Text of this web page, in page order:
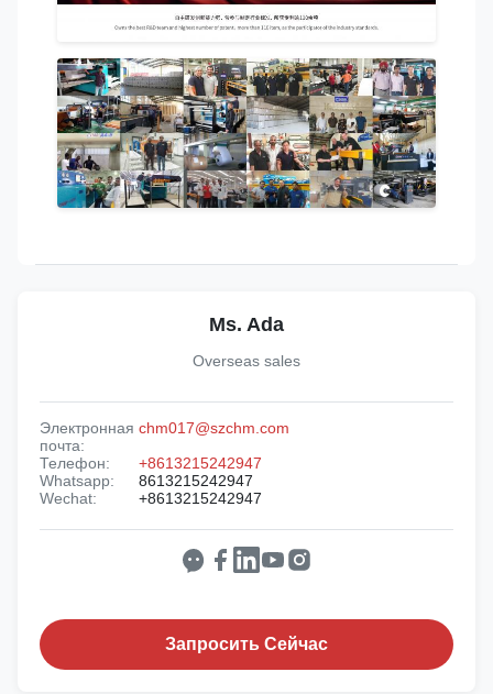
Ms. Ada
Overseas sales
Электронная
почта:
chm017@szchm.com
Телефон:
+8613215242947
Whatsapp:
8613215242947
Wechat:
+8613215242947
Запросить Сейчас